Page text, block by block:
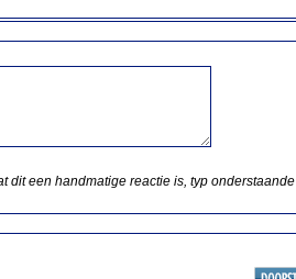
dit een handmatige reactie is, typ